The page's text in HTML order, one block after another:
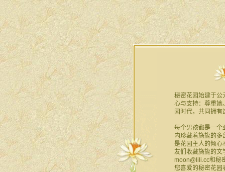
秘密花园始建于公
心与支持：尊重她
园时代，共同拥有
每个男孩都是一
内珍藏着旖旎的
是花园主人的倾心
友们收藏旖旎的文
moon@lili.cc和秘
您喜爱的秘密花园